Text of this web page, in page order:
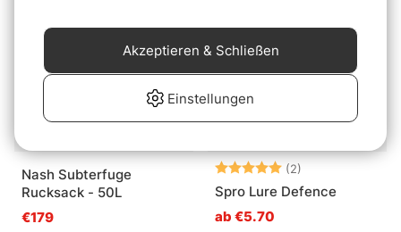
Nash Subterfuge
Rucksack - 50L
€179
Bewertung:(2)
Spro Lure Defence
ab €5.70
Einstellungen
Akzeptieren & Schließen